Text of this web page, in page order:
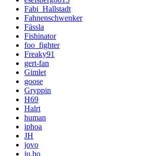
Fabi_Hallstadt
Fahnenschwenker
Fässla
Fishinator
foo_fighter
Freaky91
gert-fan
Gimlet
goose
Gryppin
H69
Halrt
human
iphoa
JH
jovo
ju.ho